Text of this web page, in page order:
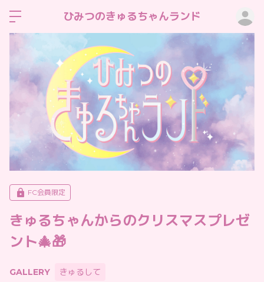
ひみつのきゅるちゃんランド
FC会員限定
きゅるちゃんからのクリスマスプレゼ
ント🎄🎁
GALLERY
きゅるして